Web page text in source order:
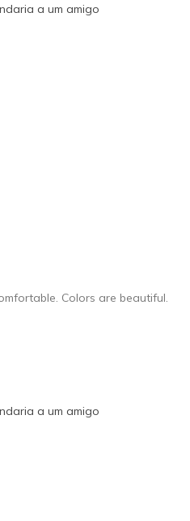
size too big
a um amigo
Colors are beautiful.
a um amigo